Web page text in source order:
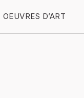
OEUVRES D’ART